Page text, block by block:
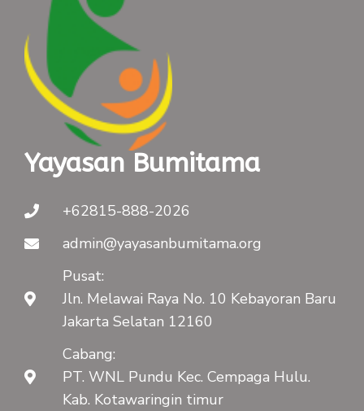
Yayasan Bumitama
+62815-888-2026
admin@yayasanbumitama.org
Pusat:
Jln. Melawai Raya No. 10 Kebayoran Baru
Jakarta Selatan 12160
Cabang:
PT. WNL Pundu Kec. Cempaga Hulu.
Kab. Kotawaringin timur